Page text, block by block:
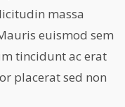
massa
euismod sem
tincidunt ac erat
placerat sed non